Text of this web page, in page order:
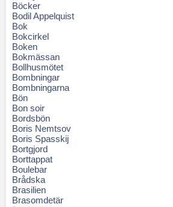
Böcker
Bodil Appelquist
Bok
Bokcirkel
Boken
Bokmässan
Bollhusmötet
Bombningar
Bombningarna
Bön
Bon soir
Bordsbön
Boris Nemtsov
Boris Spasskij
Bortgjord
Borttappat
Boulebar
Brådska
Brasilien
Brasomdetär